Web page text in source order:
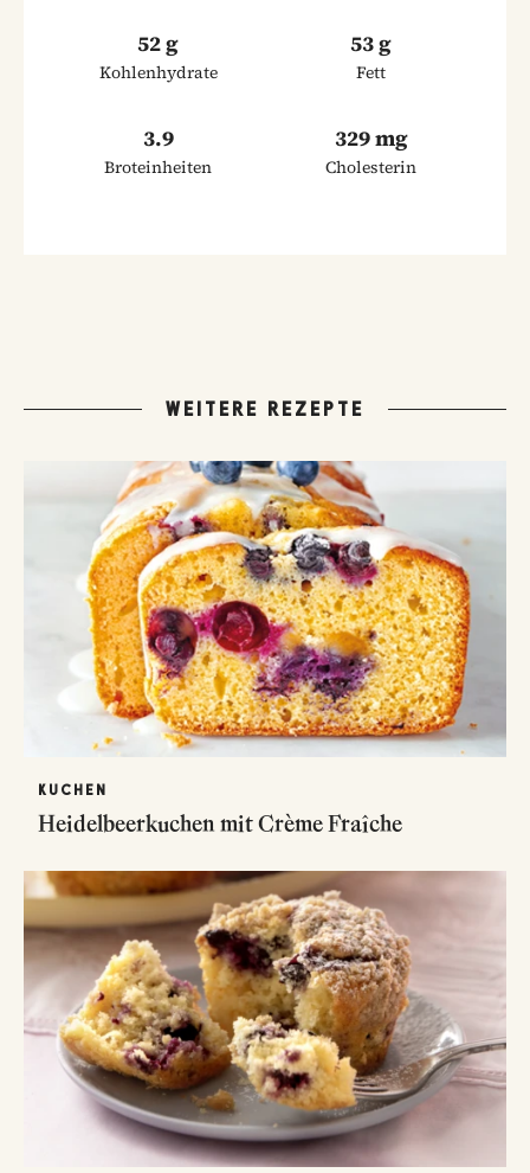
52 g
Kohlenhydrate
53 g
Fett
3.9
Broteinheiten
329 mg
Cholesterin
WEITERE REZEPTE
KUCHEN
Heidelbeerkuchen mit Crème Fraîche